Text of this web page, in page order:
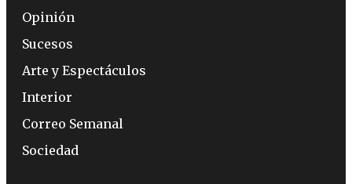
Opinión
Sucesos
Arte y Espectáculos
Interior
Correo Semanal
Sociedad